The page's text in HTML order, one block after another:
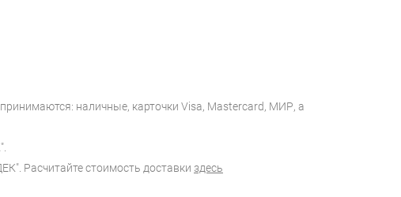
наличные, карточки Visa, Mastercard, МИР, а
Расчитайте стоимость доставки здесь